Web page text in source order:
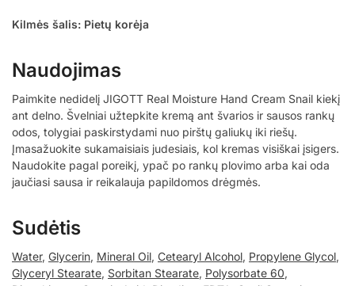
Kilmės šalis: Pietų korėja
Naudojimas
Paimkite nedidelį JIGOTT Real Moisture Hand Cream Snail kiekį
ant delno. Švelniai užtepkite kremą ant švarios ir sausos rankų
odos, tolygiai paskirstydami nuo pirštų galiukų iki riešų.
Įmasažuokite sukamaisiais judesiais, kol kremas visiškai įsigers.
Naudokite pagal poreikį, ypač po rankų plovimo arba kai oda
jaučiasi sausa ir reikalauja papildomos drėgmės.
Sudėtis
Water, Glycerin, Mineral Oil, Cetearyl Alcohol, Propylene Glycol,
Glyceryl Stearate, Sorbitan Stearate, Polysorbate 60,